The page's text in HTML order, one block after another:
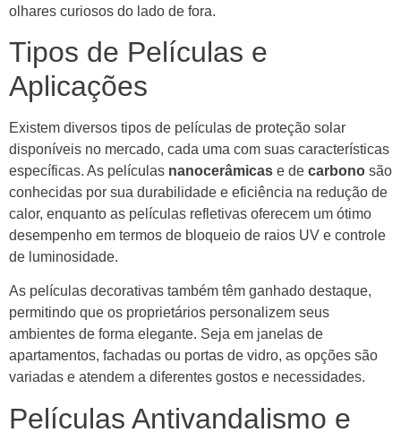
olhares curiosos do lado de fora.
Tipos de Películas e
Aplicações
Existem diversos tipos de películas de proteção solar
disponíveis no mercado, cada uma com suas características
específicas. As películas nanocerâmicas e de carbono são
conhecidas por sua durabilidade e eficiência na redução de
calor, enquanto as películas refletivas oferecem um ótimo
desempenho em termos de bloqueio de raios UV e controle
de luminosidade.
As películas decorativas também têm ganhado destaque,
permitindo que os proprietários personalizem seus
ambientes de forma elegante. Seja em janelas de
apartamentos, fachadas ou portas de vidro, as opções são
variadas e atendem a diferentes gostos e necessidades.
Películas Antivandalismo e